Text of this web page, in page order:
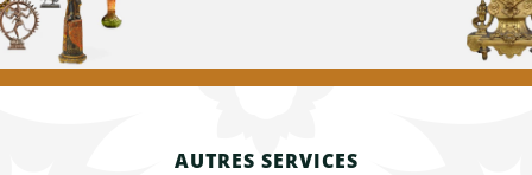
AUTRES SERVICES